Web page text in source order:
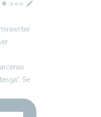
Se